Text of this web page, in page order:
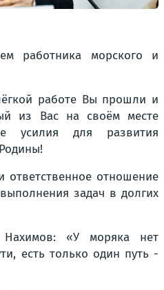
работника морского и
работе Вы прошли и
из Вас на своём месте
усилия для развития
отношение
задач в долгих
«У моряка нет
есть только один путь -